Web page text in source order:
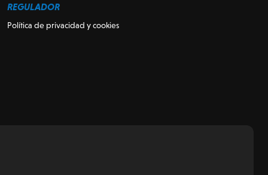
REGULADOR
Política de privacidad y cookies